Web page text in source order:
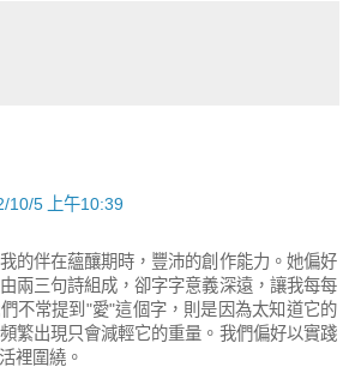
10/5 上午10:39
的伴在蘊釀期時，豐沛的創作能力。她偏好
兩三句詩組成，卻字字意義深遠，讓我每每
不常提到"愛"這個字，則是因為太知道它的
繁出現只會減輕它的重量。我們偏好以實踐
裡圍繞。